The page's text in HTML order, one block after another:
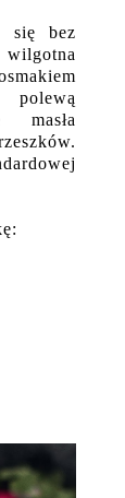
się bez